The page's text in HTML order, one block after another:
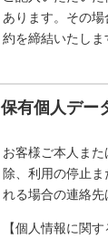
あります。その
約を締結いたしま
保有個人デー
お客様ご本人ま
除、利用の停止
れる場合の連絡先
【個人情報に関